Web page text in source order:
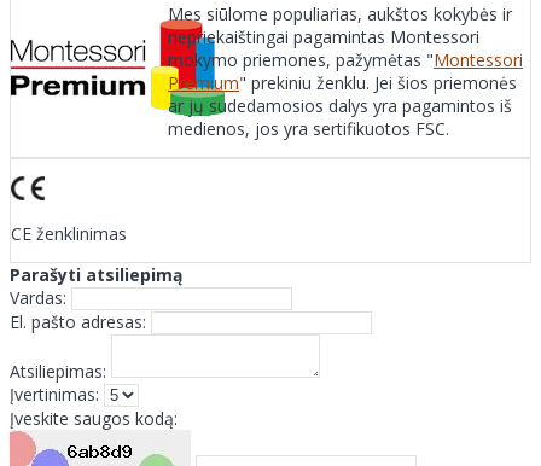
Mes siūlome populiarias, aukštos kokybės ir
nepriekaištingai pagamintas Montessori
mokymo priemones, pažymėtas "Montessori
Premium" prekiniu ženklu. Jei šios priemonės
ar jų sudedamosios dalys yra pagamintos iš
medienos, jos yra sertifikuotos FSC.
CE ženklinimas
Parašyti atsiliepimą
Vardas:
El. pašto adresas:
Atsiliepimas:
Įvertinimas:
Įveskite saugos kodą: